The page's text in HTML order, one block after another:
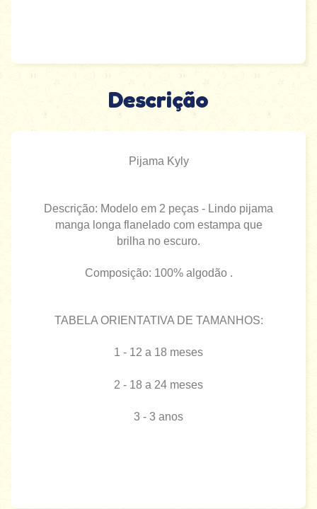
Descrição
Pijama Kyly
Descrição: Modelo em 2 peças - Lindo pijama
manga longa flanelado com estampa que
brilha no escuro.
Composição: 100% algodão .
TABELA ORIENTATIVA DE TAMANHOS:
1 - 12 a 18 meses
2 - 18 a 24 meses
3 - 3 anos